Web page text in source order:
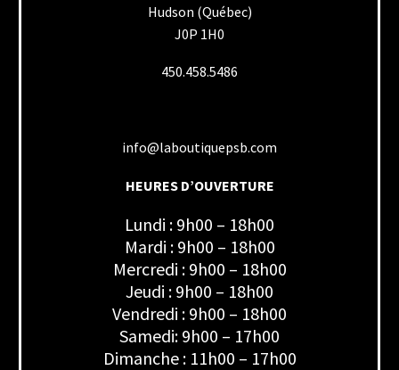
Hudson (Québec)
J0P 1H0
450.458.5486
info@laboutiquepsb.com
HEURES D’OUVERTURE
Lundi : 9h00 – 18h00
Mardi : 9h00 – 18h00
Mercredi : 9h00 – 18h00
Jeudi : 9h00 – 18h00
Vendredi : 9h00 – 18h00
Samedi: 9h00 – 17h00
Dimanche : 11h00 – 17h00